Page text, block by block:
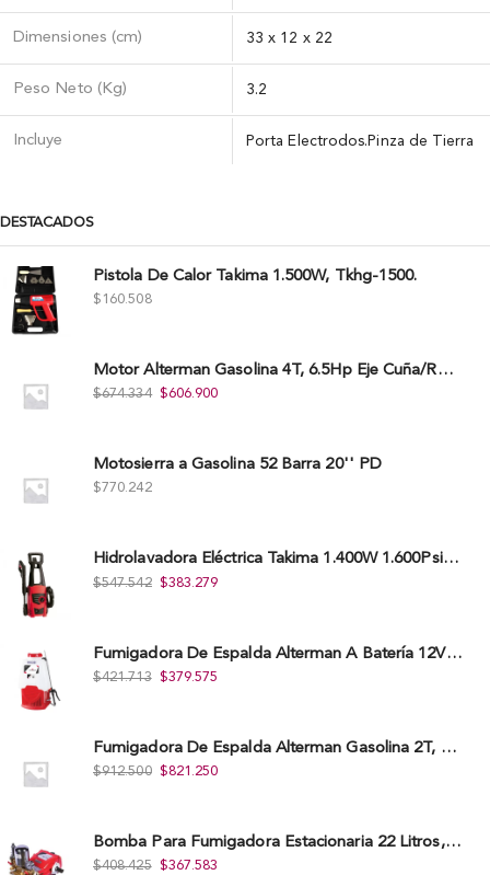
Dimensiones (cm) 33 x 12 x 22
Peso Neto (Kg) 3.2
Incluye Porta Electrodos.Pinza de Tierra
DESTACADOS
Pistola De Calor Takima 1.500W, Tkhg-1500.
$ 160.508
Motor Alterman Gasolina 4T, 6.5Hp Eje Cuña/Rosca 3/4", Xge65K.
$674.334 $606.900
Motosierra a Gasolina 52 Barra 20'' PD
$770.242
Hidrolavadora Eléctrica Takima 1.400W 1.600Psi, Tkepw-1600-A.
$547.542 $383.279
Fumigadora De Espalda Alterman A Baterí­a 12V/12Ah, 20Litros, Xkes20.
$421.713 $379.575
Fumigadora De Espalda Alterman Gasolina 2T, 26 Cc, Bomba Nylon Libre Mantenimiento, Tf900-A.
$912.500 $821.250
Bomba Para Fumigadora Estacionaria 22 Litros, Xp22-I.
$408.425 $367.583